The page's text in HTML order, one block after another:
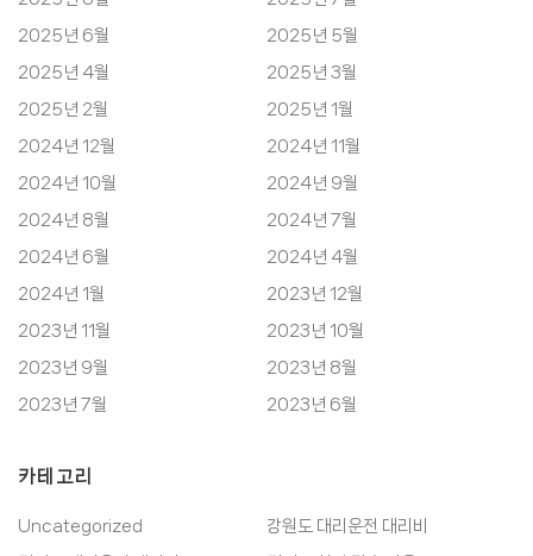
2025년 6월
2025년 5월
2025년 4월
2025년 3월
2025년 2월
2025년 1월
2024년 12월
2024년 11월
2024년 10월
2024년 9월
2024년 8월
2024년 7월
2024년 6월
2024년 4월
2024년 1월
2023년 12월
2023년 11월
2023년 10월
2023년 9월
2023년 8월
2023년 7월
2023년 6월
카테고리
Uncategorized
강원도 대리운전 대리비